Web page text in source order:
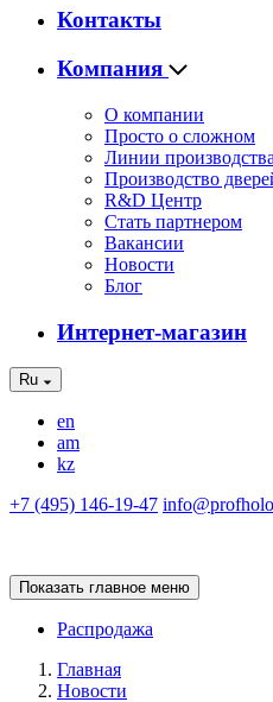
Контакты
Компания
О компании
Просто о сложном
Линии
Производство
R&D Центр
Стать партнером
Вакансии
Новости
Блог
Интернет-магазин
Ru
en
am
kz
+7 (495) 146-19-47
Показать главное меню
Распродажа
Главная
Новости